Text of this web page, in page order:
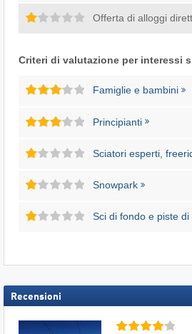
Offerta di alloggi
Criteri di valutazione per interessi
Famiglie e bambini
Principianti
Sciatori esperti,
Snowpark
Sci di fondo e piste di
Recensioni